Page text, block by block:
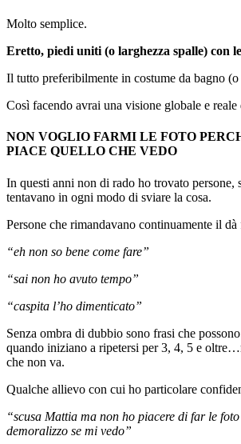
Molto semplice.
Eretto, piedi uniti (o larghezza spalle) con
Il tutto preferibilmente in costume da bagno
Così facendo avrai una visione globale e reale
NON VOGLIO FARMI LE FOTO
PIACE QUELLO CHE VEDO
In questi anni non di rado ho trovato persone,
tentavano in ogni modo di sviare la cosa.
Persone che rimandavano continuamente il
“eh non so bene come fare”
“sai non ho avuto tempo”
“caspita l’ho dimenticato”
Senza ombra di dubbio sono frasi che
quando iniziano a ripetersi per 3, 4, 5 e
che non va.
Qualche allievo con cui ho particolare
“scusa Mattia ma non ho piacere di far le
demoralizzo se mi vedo”